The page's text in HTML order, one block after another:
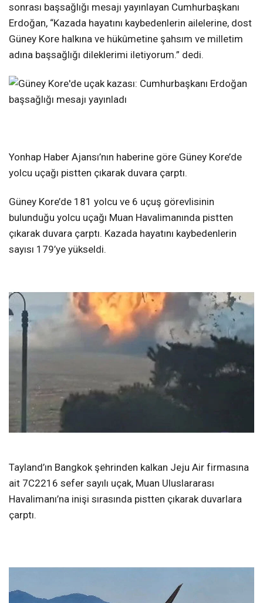
sonrası başsağlığı mesajı yayınlayan Cumhurbaşkanı
Erdoğan, “Kazada hayatını kaybedenlerin ailelerine, dost
Güney Kore halkına ve hükûmetine şahsım ve milletim
adına başsağlığı dileklerimi iletiyorum.” dedi.
Yonhap Haber Ajansı’nın haberine göre Güney Kore’de
yolcu uçağı pistten çıkarak duvara çarptı.
Güney Kore’de 181 yolcu ve 6 uçuş görevlisinin
bulunduğu yolcu uçağı Muan Havalimanında pistten
çıkarak duvara çarptı. Kazada hayatını kaybedenlerin
sayısı 179’ye yükseldi.
Tayland’ın Bangkok şehrinden kalkan Jeju Air firmasına
ait 7C2216 sefer sayılı uçak, Muan Uluslararası
Havalimanı’na inişi sırasında pistten çıkarak duvarlara
çarptı.